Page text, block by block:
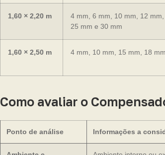
1,60 × 2,20 m
4 mm, 6 mm, 10 mm, 12
25 mm e 30 mm
1,60 × 2,50 m 4 mm, 10 mm, 15 mm, 18
Como avaliar o
Ponto de análise Informações a